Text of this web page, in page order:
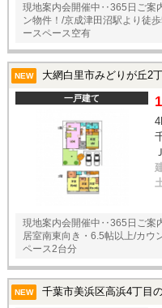
現地案内会開催中‥365日ご案
ン物件！/京成津田沼駅より徒
ースペース空有
NEW 大網白里市みどりが丘2
一戸建て
現地案内会開催中‥365日ご案
居室南東向き・6.5帖以上/カウ
ペース2台分
NEW 千葉市美浜区高浜4丁目